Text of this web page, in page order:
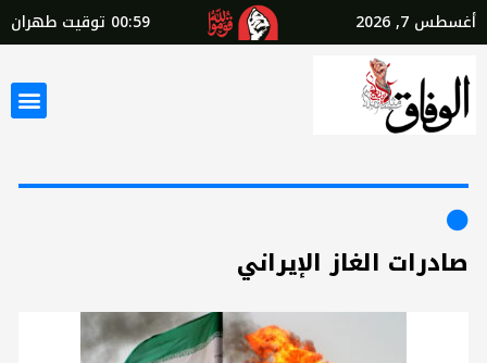
أغسطس 7, 2026 00:59 توقيت طهران
صادرات الغاز الإيراني